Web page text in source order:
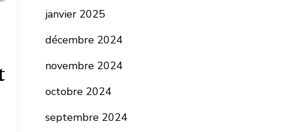
janvier 2025
décembre 2024
novembre 2024
octobre 2024
septembre 2024